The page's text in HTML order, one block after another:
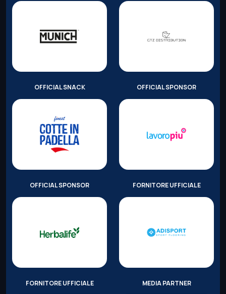
OFFICIAL SNACK OFFICIAL SPONSOR
OFFICIAL SPONSOR FORNITORE UFFICIALE
FORNITORE UFFICIALE MEDIA PARTNER